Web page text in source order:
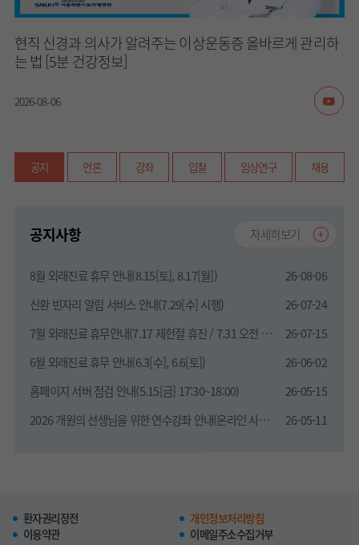
현직 신경과 의사가 알려주는 이상운동증 올바르게 관리하
는 법 [5분 건강정보]
2026-08-06
공지 언론 강좌 입찰 임상연구 채용
공지사항 자세히보기
8월 외래진료 휴무 안내(8.15[토], 8.17[월])
26-08-06
신환 빈자리 알림 서비스 안내(7.29[수] 시행)
26-07-24
7월 외래진료 휴무안내(7.17 제헌절 휴진 / 7.31 오전 정상진료, 오후 휴진)
26-07-15
6월 외래진료 휴무 안내(6.3[수], 6.6[토])
26-06-02
홈페이지 서버 점검 안내(5.15[금] 17:30~18:00)
26-05-15
2026 개원의 선생님을 위한 연수강좌 안내(온라인 사전접수)
26-05-11
환자권리장전
개인정보처리방침
이용약관
이메일주소수집거부